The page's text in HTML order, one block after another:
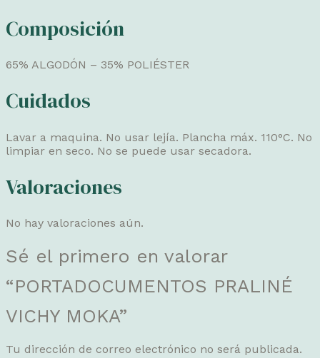
Composición
65% ALGODÓN – 35% POLIÉSTER
Cuidados
Lavar a maquina. No usar lejía. Plancha máx. 110°C. No
limpiar en seco. No se puede usar secadora.
Valoraciones
No hay valoraciones aún.
Sé el primero en valorar
“PORTADOCUMENTOS PRALINÉ
VICHY MOKA”
Tu dirección de correo electrónico no será publicada.